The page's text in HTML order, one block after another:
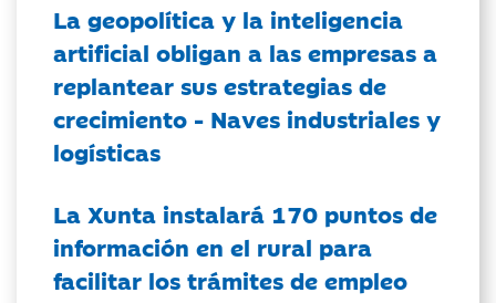
La geopolítica y la inteligencia
artificial obligan a las empresas a
replantear sus estrategias de
crecimiento - Naves industriales y
logísticas
La Xunta instalará 170 puntos de
información en el rural para
facilitar los trámites de empleo